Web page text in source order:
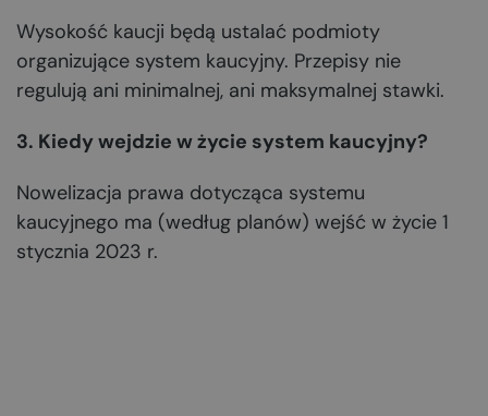
Wysokość kaucji będą ustalać podmioty
organizujące system kaucyjny. Przepisy nie
regulują ani minimalnej, ani maksymalnej stawki.
3. Kiedy wejdzie w życie system kaucyjny?
Nowelizacja prawa dotycząca systemu
kaucyjnego ma (według planów) wejść w życie 1
stycznia 2023 r.